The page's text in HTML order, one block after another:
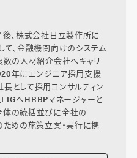
、株式会社日立製作所に
て、金融機関向けのシステム
数の人材紹介会社へキャリ
年にエンジニア採用支援
として採用コンサルティン
へHRBPマネージャーと
体の統括並びに全社の
めの施策立案・実行に携